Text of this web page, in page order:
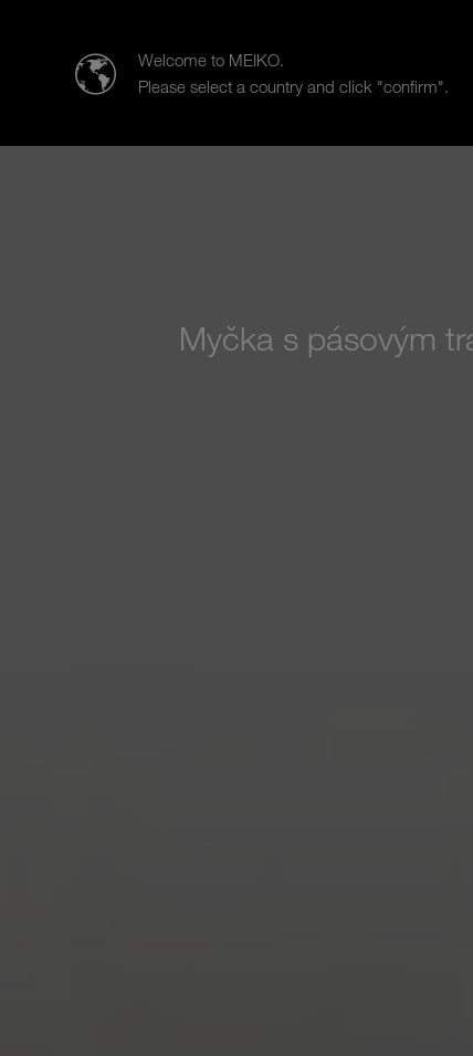
Welcome to MEIKO.
Please select a country and click "confirm".
Myčka s pásovým